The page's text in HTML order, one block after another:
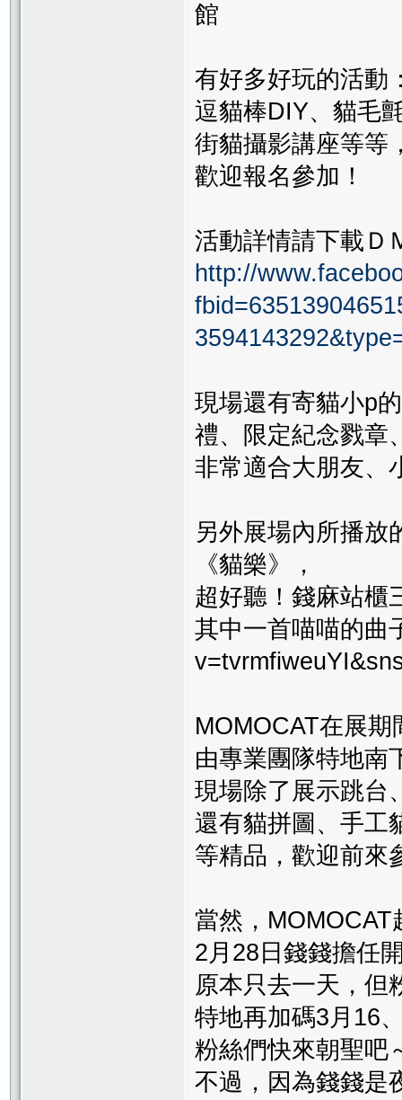
館
有好多好玩的活動
逗貓棒DIY、貓毛
街貓攝影講座等等
歡迎報名參加！
活動詳情請下載Ｄ
http://
現場還有寄貓小p
禮、限定紀念戮章
非常適合大朋友、
另外展場內所播放
《貓樂》，
超好聽！錢麻站櫃
其中一首喵喵的曲
MOMOCAT在展
由專業團隊特地南
現場除了展示跳台
還有貓拼圖、手工
等精品，歡迎前來
當然，
2月28日錢錢擔任
原本只去一天，但
特地再加碼3月16
粉絲們快來朝聖吧
不過，因為錢錢是